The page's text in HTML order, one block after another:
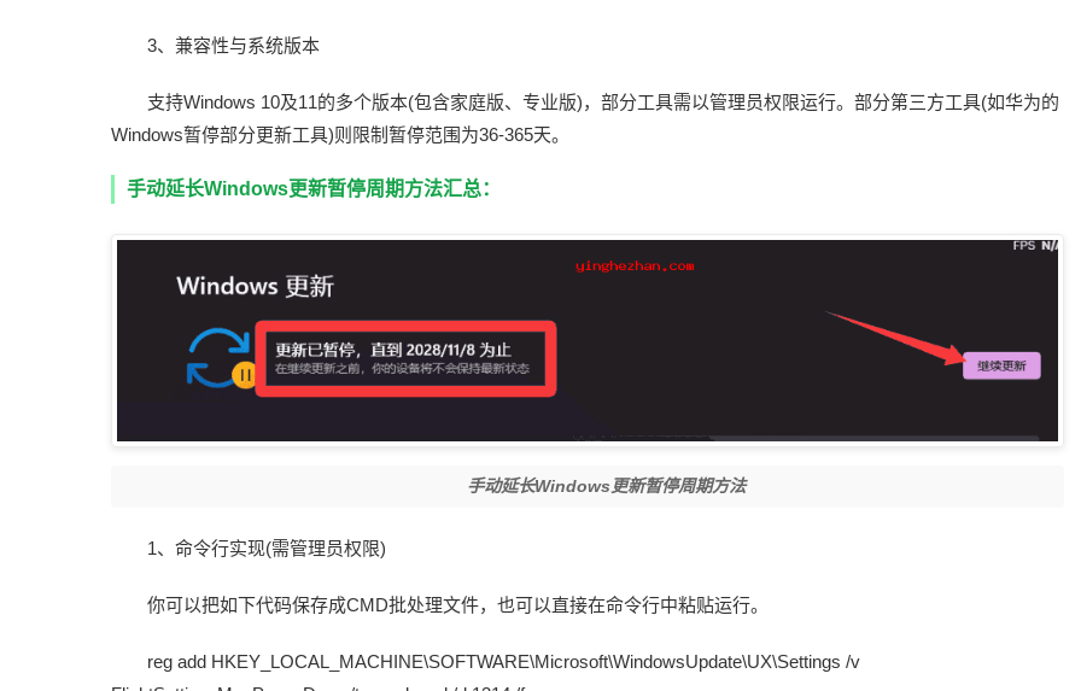
3、兼容性与系统版本
支持Windows 10及11的多个版本(包含家庭版、专业版)，部分工具需以管理员权限运行。部分第三方工具(如华为的
Windows暂停部分更新工具)则限制暂停范围为36-365天。
手动延长Windows更新暂停周期方法汇总：
手动延长Windows更新暂停周期方法
1、命令行实现(需管理员权限)
你可以把如下代码保存成CMD批处理文件，也可以直接在命令行中粘贴运行。
reg add HKEY_LOCAL_MACHINE\SOFTWARE\Microsoft\WindowsUpdate\UX\Settings /v